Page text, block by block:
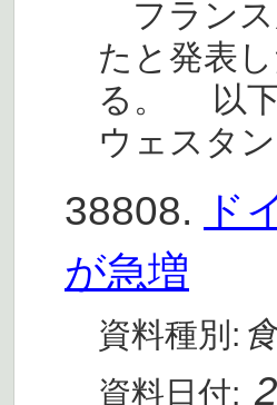
フランス
たと発表
る。 以下
ウェスタ
38808.
ド
が急増
資料種別:
資料日付: